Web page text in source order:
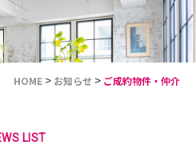
HOME > お知らせ > ご成約物件・仲介
LIST